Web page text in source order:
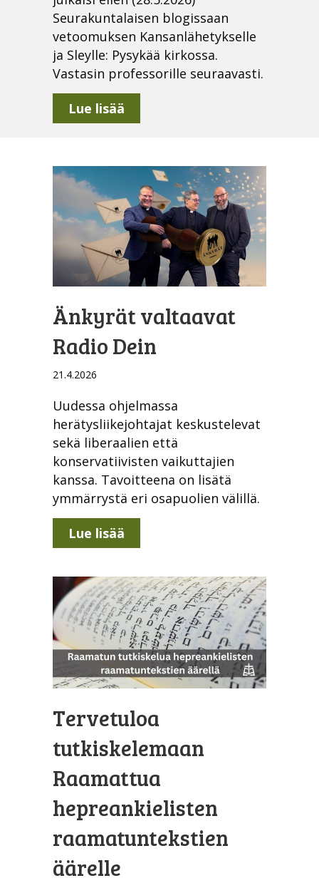
Seurakuntalaisen blogissaan
vetoomuksen Kansanlähetykselle
ja Sleylle: Pysykää kirkossa.
Vastasin professorille seuraavasti.
Lue lisää
Änkyrät valtaavat
Radio Dein
21.4.2026
Uudessa ohjelmassa
herätysliikejohtajat keskustelevat
sekä liberaalien että
konservatiivisten vaikuttajien
kanssa. Tavoitteena on lisätä
ymmärrystä eri osapuolien välillä.
Lue lisää
Tervetuloa
tutkiskelemaan
Raamattua
hepreankielisten
raamatuntekstien
äärelle